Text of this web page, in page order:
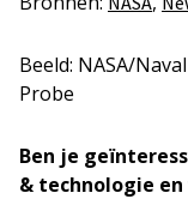
Beeld: NASA/
Probe
Ben je
& technologie